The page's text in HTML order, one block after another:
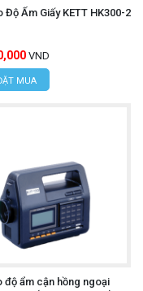
Độ Ẩm Giấy KETT HK300-2
VND
MUA
độ ẩm cận hồng ngoại